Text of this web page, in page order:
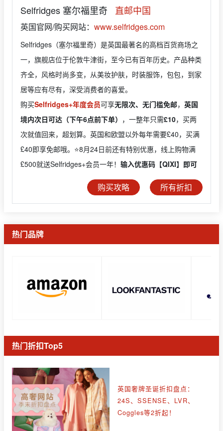
Selfridges 塞尔福里奇 直邮中国
英国官网/购买网站： www.selfridges.com
Selfridges（塞尔福里奇）是英国最著名的高档百货商场之
一，旗舰店位于伦敦牛津街，至今已有百年历史。产品种类
齐全，风格时尚多变，从美妆护肤，时装服饰，包包，到家
居等应有尽有，深受消费者的喜爱。
购买Selfridges+年度会员可享无限次、无门槛免邮， 英国
境内次日可达（下午6点前下单） ，一整年只需£10，买两
次就值回来，超划算。英国和欧盟以外每年需要£40，买满
£40即享免邮哦。⭐️8月24日前还有特别优惠，线上购物满
£500就送Selfridges+会员一年！ 输入优惠码【QIXI】即可
购买攻略 所有折扣
热门品牌
热门折扣Top5
英国奢牌圣诞折扣盘点：
24S、SSENSE、LVR、
Coggles等2折起！